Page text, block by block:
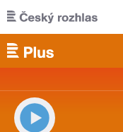
Přejít k hlavnímu obsahu